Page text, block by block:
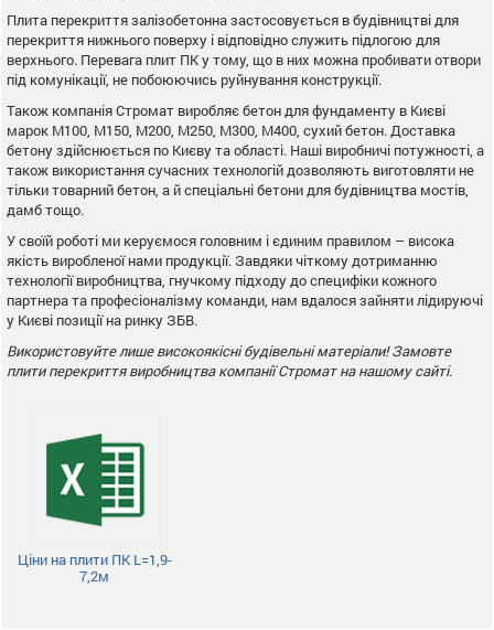
Плита перекриття залізобетонна застосовується в будівництві для
перекриття нижнього поверху і відповідно служить підлогою для
верхнього. Перевага плит ПК у тому, що в них можна пробивати отвори
під комунікації, не побоюючись руйнування конструкції.
Також компанія Стромат виробляє бетон для фундаменту в Києві
марок М100, М150, М200, М250, М300, М400, сухий бетон. Доставка
бетону здійснюється по Києву та області. Наші виробничі потужності, а
також використання сучасних технологій дозволяють виготовляти не
тільки товарний бетон, а й спеціальні бетони для будівництва мостів,
дамб тощо.
У своїй роботі ми керуємося головним і єдиним правилом – висока
якість виробленої нами продукції. Завдяки чіткому дотриманню
технології виробництва, гнучкому підходу до специфіки кожного
партнера та професіоналізму команди, нам вдалося зайняти лідируючі
у Києві позиції на ринку ЗБВ.
Використовуйте лише високоякісні будівельні матеріали! Замовте
плити перекриття виробництва компанії Стромат на нашому сайті.
Ціни на плити ПК L=1,9-
7,2м